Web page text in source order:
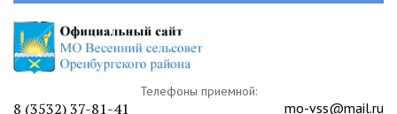
Телефоны приемной:
8 (3532) 37-81-41 mo-vss@mail.ru